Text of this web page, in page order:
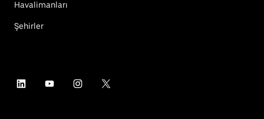
Havalimanları
Şehirler